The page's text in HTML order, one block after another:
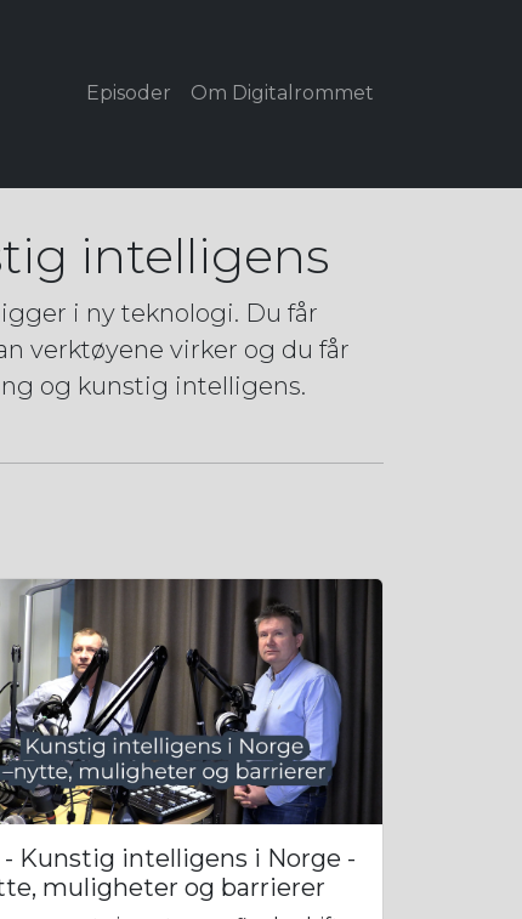
Episoder Om Digitalrommet
intelligens
i ny teknologi. Du får
verktøyene virker og du får
og kunstig intelligens.
Kunstig intelligens i Norge -
muligheter og barrierer